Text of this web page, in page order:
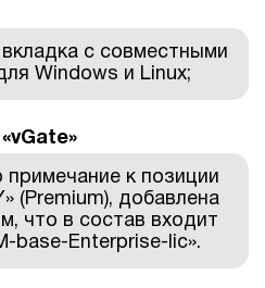
с совместными
Windows и Linux;
к позиции
(Premium), добавлена
что в состав входит
base-Enterprise-lic».